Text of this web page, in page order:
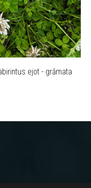
ejot - grāmata